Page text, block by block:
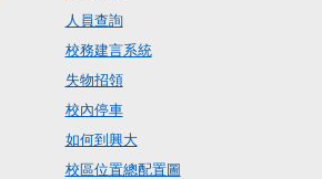
人員查詢
校務建言系統
失物招領
校內停車
如何到興大
校區位置總配置圖